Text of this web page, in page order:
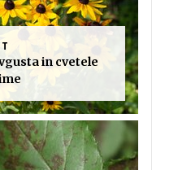
in cvetele